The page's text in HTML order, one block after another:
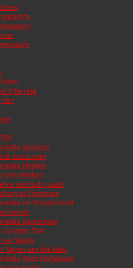
Elferräte
Teil
Seasons
music play
Helden
den Wolken
narrisch guad!
et Circenses
im Wunderland
bereit!
Sportshow
du liebe Zeit
Vegas
Tagen um die Welt
Goes Hollywood